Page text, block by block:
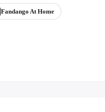
Fandango At Home